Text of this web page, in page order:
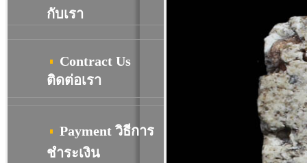
กับเรา
Contract Us
ติดต่อเรา
Payment วิธีการ
ชําระเงิน